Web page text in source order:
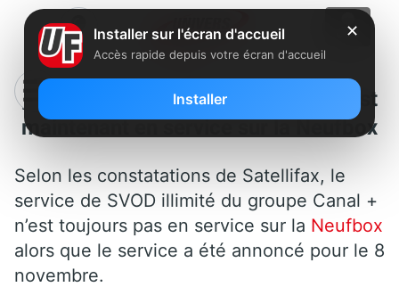
[MàJ] SFR : Canalplay Infinity est
maintenant en service sur la Neufbox
Selon les constatations de Satellifax, le
service de SVOD illimité du groupe Canal +
n’est toujours pas en service sur la Neufbox
alors que le service a été annoncé pour le 8
novembre.
✕
Installer sur l'écran d'accueil
Accès rapide depuis votre écran d'accueil
Installer